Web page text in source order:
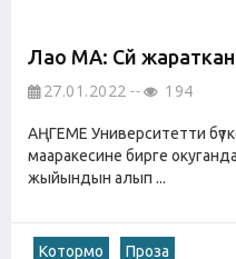
Лао МА: Сүйүү
27.01.2022 194
АҢГЕМЕ Университетти
мааракесине бирге
жыйындын алып ...
Котормо Проза